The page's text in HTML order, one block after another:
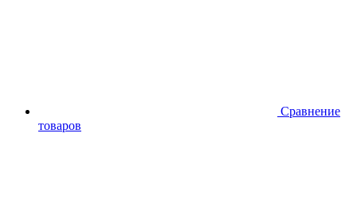
Сравнение
товаров